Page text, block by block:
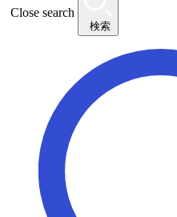
Close search
検索